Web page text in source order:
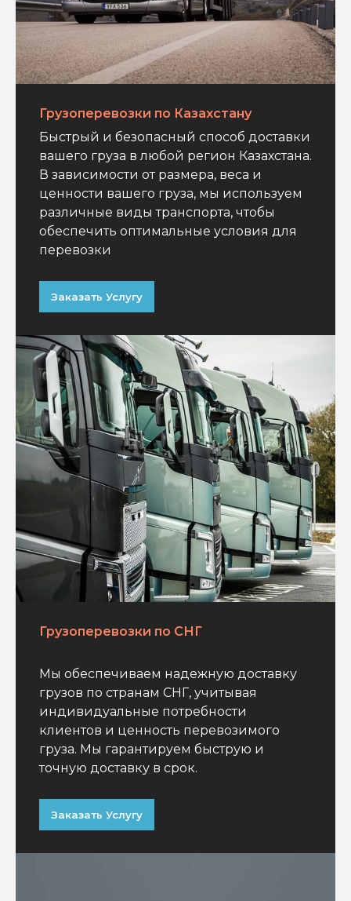
Грузоперевозки по Казахстану
Быстрый и безопасный способ доставки
вашего груза в любой регион Казахстана.
В зависимости от размера, веса и
ценности вашего груза, мы используем
различные виды транспорта, чтобы
обеспечить оптимальные условия для
перевозки
Заказать Услугу
Грузоперевозки по СНГ
Мы обеспечиваем надежную доставку
грузов по странам СНГ, учитывая
индивидуальные потребности
клиентов и ценность перевозимого
груза. Мы гарантируем быструю и
точную доставку в срок.
Заказать Услугу